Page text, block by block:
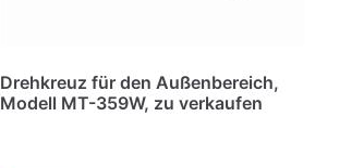
Drehkreuz für den Außenbereich,
Modell MT-359W, zu verkaufen